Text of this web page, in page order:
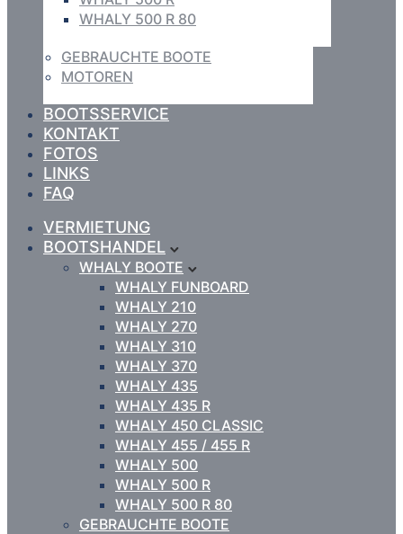
WHALY 500 R 80
GEBRAUCHTE BOOTE
MOTOREN
BOOTSSERVICE
KONTAKT
FOTOS
LINKS
FAQ
VERMIETUNG
BOOTSHANDEL
WHALY BOOTE
WHALY FUNBOARD
WHALY 210
WHALY 270
WHALY 310
WHALY 370
WHALY 435
WHALY 435 R
WHALY 450 CLASSIC
WHALY 455 / 455 R
WHALY 500
WHALY 500 R
WHALY 500 R 80
GEBRAUCHTE BOOTE